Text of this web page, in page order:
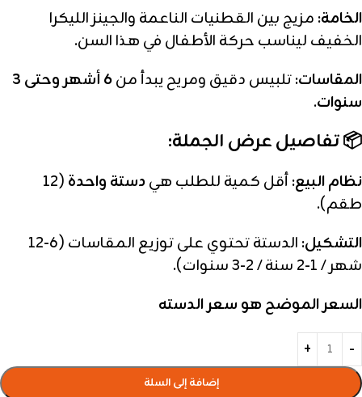
الخامة: مزيج بين القطنيات الناعمة والجينز الليكرا
الخفيف ليناسب حركة الأطفال في هذا السن.
المقاسات:تلبيس دقيق ومريح يبدأ من
6 أشهر وحتى 3
سنوات.
📦 تفاصيل عرض الجملة:
نظام البيع:أقل كمية للطلب هيدستة واحدة (12
طقم).
التشكيل:
الدستة تحتوي على توزيع المقاسات (6-12
شهر / 1-2 سنة / 2-3 سنوات).
السعر الموضح هو سعر الدسته
إضافة إلى السلة